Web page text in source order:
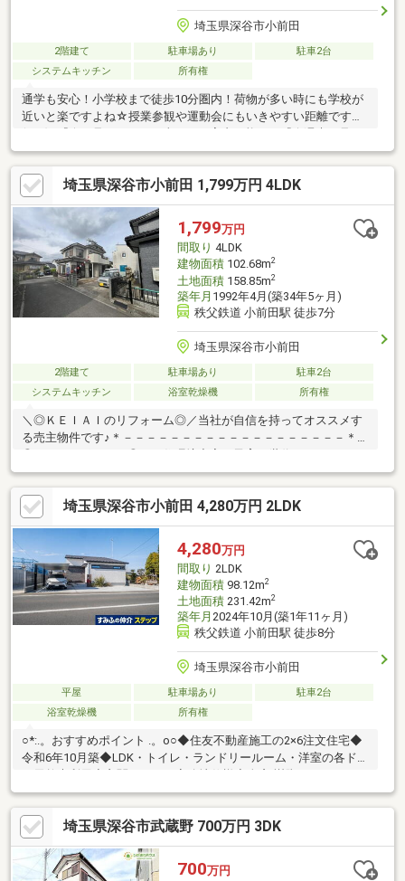
埼玉県深谷市小前田
2階建て 駐車場あり
駐車2台
システムキッチン
所有権
通学も安心！小学校まで徒歩10分圏内！荷物が多い時にも学校が
近いと楽ですよね☆授業参観や運動会にもいきやすい距離です
みたい』などのご予約もお電話ください！比較のため近隣・同条
件などの物件もまとめてご紹介させていただき、ご購入頂いたお
客様から大変ご好評をいただいております！■難しいイメージの
ある住宅ローンは、経験のあるスタッフが丁寧にお手伝いします
のでご安心ください！お客様に1番の住宅ローンをご提案いたしま
す！ ■360°パノラマ画像でＷＥＢ内覧会24Ｈ開催中です！
埼玉県深谷市小前田 1,799万円 4LDK
1,799万円
間取り 4LDK
建物面積102.68m2
土地面積158.85m2
築年月 1992年4月(築34年5ヶ月)
秩父鉄道 小前田駅 徒歩7分
埼玉県深谷市小前田
2階建て 駐車場あり
駐車2台
システムキッチン
浴室乾燥機 所有権
＼◎ＫＥＩＡＩのリフォーム◎／当社が自信を持ってオススメす
る売主物件です♪＊－－－－－－－－－－－－－－－－－－－＊＼
め・収納完備で片付けはかどる♪・日当たり良好！明るいお部屋・
閑静な住宅街で安心♪・家賃より安く憧れの庭付き戸建♪＼◎周辺
環境◎／・花園小学校（約280ｍ）・花園中学校（約1000ｍ）・
アバンセ花園店（約1200ｍ）＊－－－－－－－－－－－－－－－
－－－－＊＼◎本日ご見学可能◎／「今から見たい！」「お一人
でも安心」お気軽にお問い合わせ♪住宅ローンのご相談も随時お任
せください！
埼玉県深谷市小前田 4,280万円 2LDK
4,280万円
間取り 2LDK
建物面積98.12m2
土地面積231.42m2
築年月 2024年10月(築1年11ヶ月)
秩父鉄道 小前田駅 徒歩8分
埼玉県深谷市小前田
平屋 駐車場あり
駐車2台
浴室乾燥機
所有権
○*:.。おすすめポイント .。o○◆住友不動産施工の2×6注文住宅◆
令和6年10月築◆LDK・トイレ・ランドリールーム・洋室の各ドア
ガラス◆電動シャッター◆天井高2.7ｍ◆カースペース2台分（車
種による）ございます◆各居室に収納スペース有
埼玉県深谷市武蔵野 700万円 3DK
700万円